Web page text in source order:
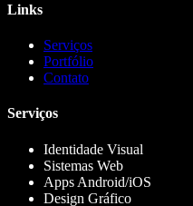
Links
Serviços
Portfólio
Contato
Serviços
Identidade Visual
Sistemas Web
Apps Android/iOS
Design Gráfico